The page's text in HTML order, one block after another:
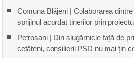
Comuna Blăjeni | Colaborarea
sprijinul acordat tinerilor prin
Petroșani | Din slugărnicie față de
cetățeni, consilierii PSD nu mai țin